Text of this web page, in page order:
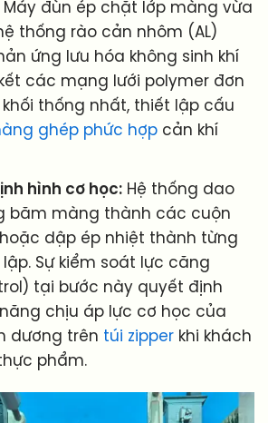
Máy đùn ép chặt lớp màng vừa
thống rào cản nhôm (AL)
ứng lưu hóa không sinh khí
các mạng lưới polymer đơn
thống nhất, thiết lập cấu
ghép phức hợp cản khí
hình cơ học: Hệ thống dao
băm màng thành các cuộn
hoặc dập ép nhiệt thành từng
Sự kiểm soát lực căng
tại bước này quyết định
chịu áp lực cơ học của
dương trên túi zipper khi khách
phẩm.